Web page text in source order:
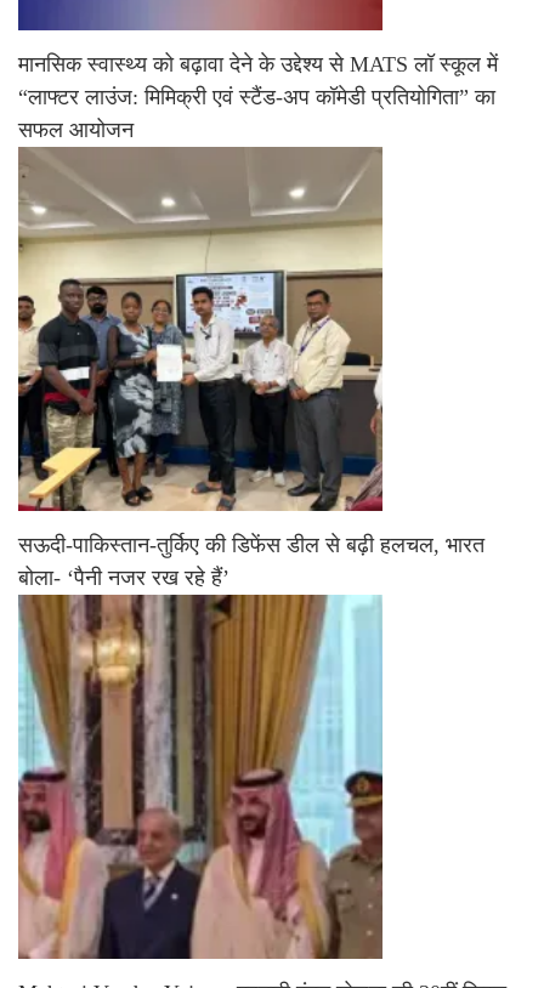
मानसिक स्वास्थ्य को बढ़ावा देने के उद्देश्य से MATS लॉ स्कूल में
“लाफ्टर लाउंज: मिमिक्री एवं स्टैंड-अप कॉमेडी प्रतियोगिता” का
सफल आयोजन
सऊदी-पाकिस्तान-तुर्किए की डिफेंस डील से बढ़ी हलचल, भारत
बोला- ‘पैनी नजर रख रहे हैं’